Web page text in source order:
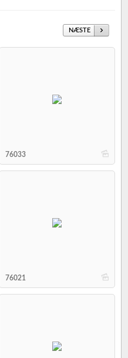
NÆSTE
b
76033
b
76021